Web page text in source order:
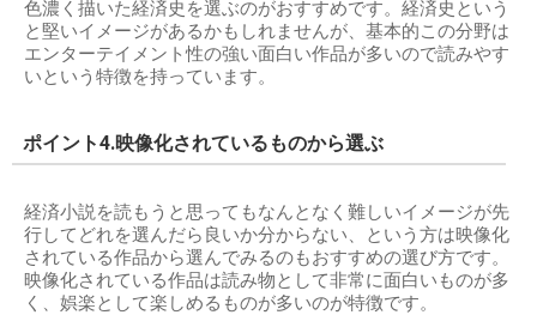
色濃く描いた経済史を選ぶのがおすすめです。経済史という
と堅いイメージがあるかもしれませんが、基本的この分野は
エンターテイメント性の強い面白い作品が多いので読みやす
いという特徴を持っています。
ポイント4.映像化されているものから選ぶ
経済小説を読もうと思ってもなんとなく難しいイメージが先
行してどれを選んだら良いか分からない、という方は映像化
されている作品から選んでみるのもおすすめの選び方です。
映像化されている作品は読み物として非常に面白いものが多
く、娯楽として楽しめるものが多いのが特徴です。